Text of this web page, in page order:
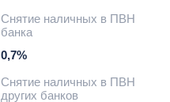
Снятие наличных в ПВН
банка
0,7%
Снятие наличных в ПВН
других банков